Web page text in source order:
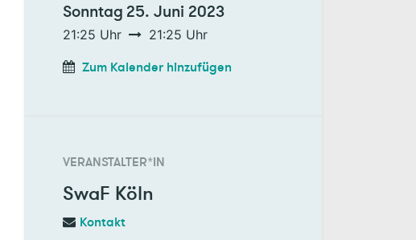
Sonntag 25. Juni 2023
21:25 Uhr 21:25 Uhr
Zum Kalender hinzufügen
VERANSTALTER*IN
SwaF Köln
Kontakt